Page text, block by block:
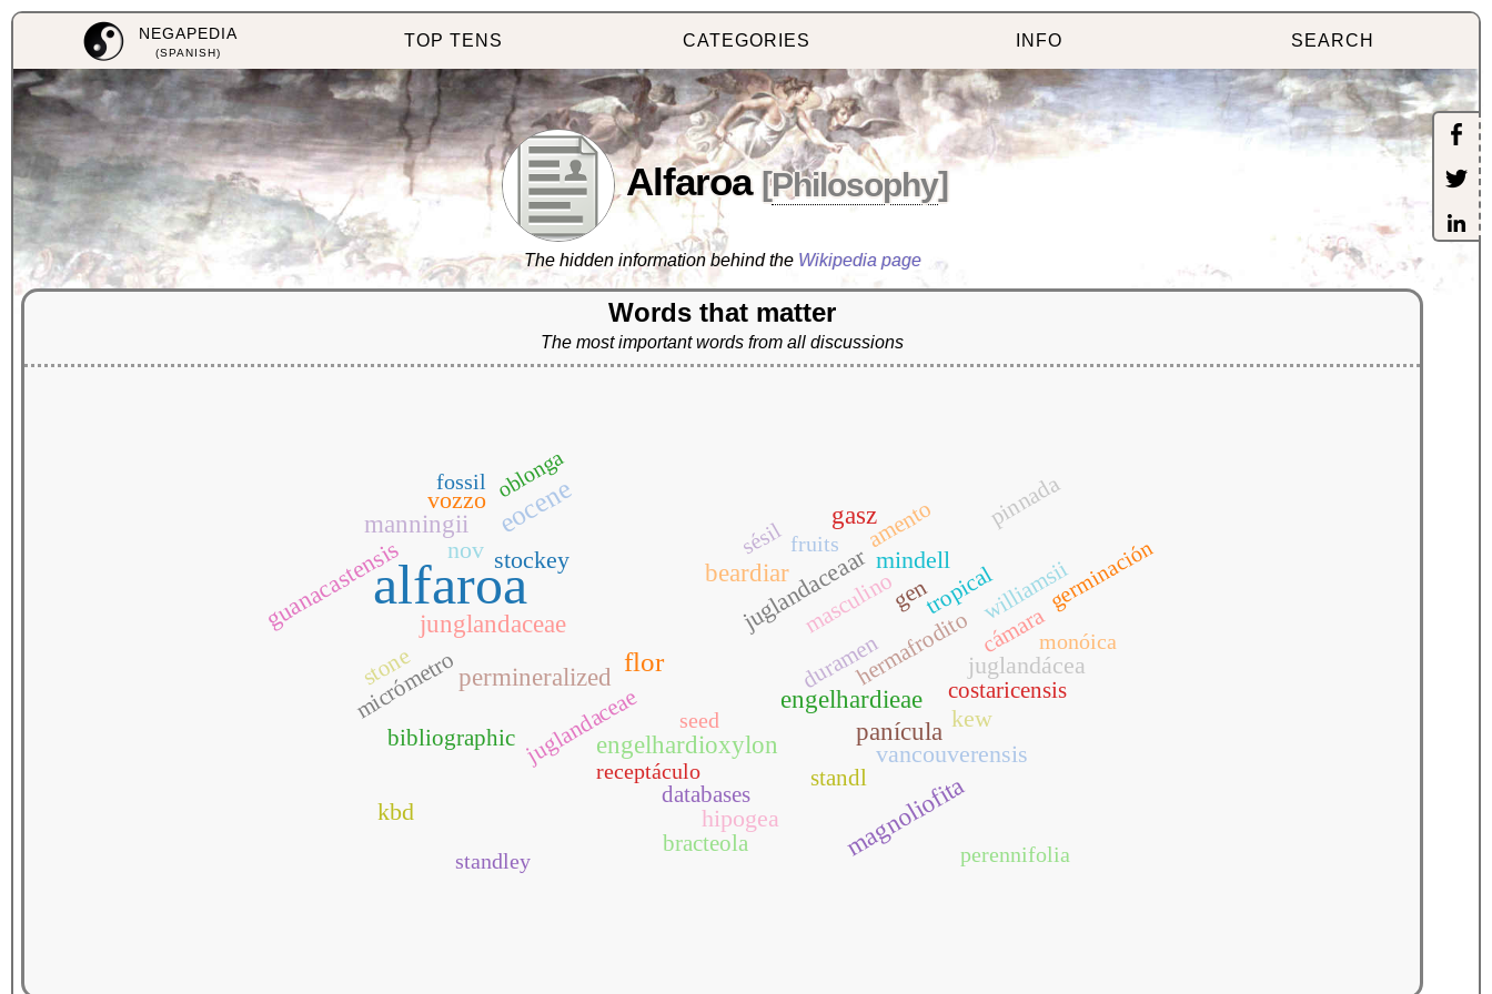
NEGAPEDIA
(SPANISH)
TOP TENS CATEGORIES INFO SEARCH
Alfaroa [Philosophy]
The hidden information behind the Wikipedia page
Words that matter
The most important words from all discussions
alfaroa
eocene
flor
beardiar
engelhardieae
engelhardioxylon
gasz
junglandaceae
magnoliofita
manningii
panícula
permineralized
guanacastensis
hipogea
juglandaceaar
juglandácea
kbd
kew
mindell
nov stockey
vancouverensis
vozzo amento
bibliographic
bracteola
costaricensis
cámara
databases
duramen
gen
hermafrodito
juglandaceae
masculino
micrómetro
pinnada
standl
stone
tropicalwilliamsii
fossil
fruits germinación
monóica
oblonga
perennifolia
receptáculo
seed
standley
sésil